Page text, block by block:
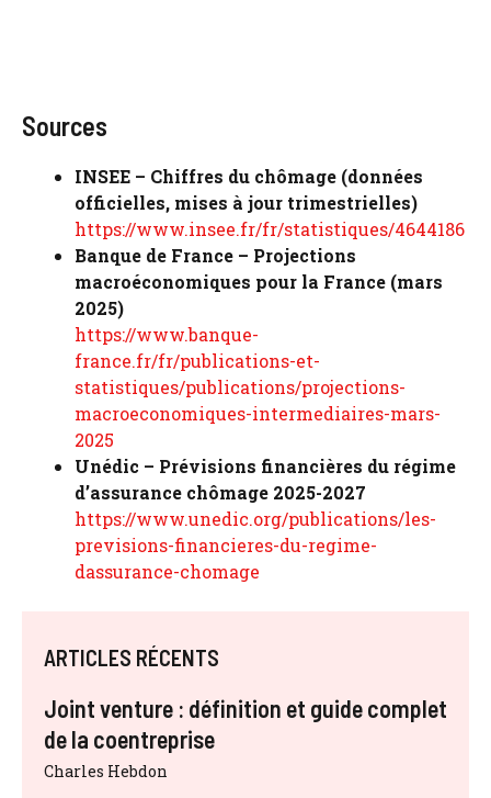
Sources
INSEE – Chiffres du chômage (données
officielles, mises à jour trimestrielles)
https://www.insee.fr/fr/statistiques/4644186
Banque de France – Projections
macroéconomiques pour la France (mars
2025)
https://www.banque-
france.fr/fr/publications-et-
statistiques/publications/projections-
macroeconomiques-intermediaires-mars-
2025
Unédic – Prévisions financières du régime
d’assurance chômage 2025-2027
https://www.unedic.org/publications/les-
previsions-financieres-du-regime-
dassurance-chomage
ARTICLES RÉCENTS
Joint venture : définition et guide complet
de la coentreprise
Charles Hebdon